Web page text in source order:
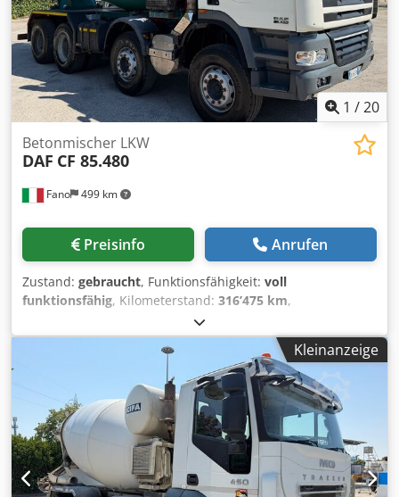
1 /20
Fano 499 km
Betonmischer LKW
DAF CF 85.480
Preisinfo Anrufen
Zustand: gebraucht, Funktionsfähigkeit: voll
funktionsfähig, Kilometerstand: 316’475 km,
, Baujahr:
4’813 h, DAF CF 85.480 mit IMER Betonmischer
Erstzulassung 04.09.2007 – Euro 4 Km 316475 Cjdpfx Aszr
Evrop Ijrf H 4813 4 Achsen Aufbau: IMER LT 130 ID –
Zusatzmotor Bereifung 50/60 % Gültige HU Guter Zustand
Sofort verfügbar WIR BEWERTEN INZAHLUNGNAHMEN
ALLER MARKEN, MAN, MERCEDES, DAF, RENAULT, VOLVO,
SCANIA, MIT AUSSTATTUNG VON CIFA, SERMAC,
PUTZMEISTER; ODER ERDBEWEGUNGSMASCHINEN VON
CATERPILLAR, FIAT HITACHI, KOMATSU
Kleinanzeige